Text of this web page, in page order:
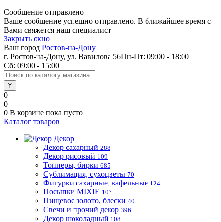
Сообщение отправлено
Ваше сообщение успешно отправлено. В ближайшее время с
Вами свяжется наш специалист
Закрыть окно
Ваш город Ростов-на-Дону
г. Ростов-на-Дону, ул. Вавилова 56Пн-Пт: 09:00 - 18:00
Сб: 09:00 - 15:00
0
0
0 В корзине пока пусто
Каталог товаров
Декор
Декор сахарный 288
Декор рисовый 109
Топперы, бирки 685
Сублимация, сухоцветы 70
Фигурки сахарные, вафельные 124
Посыпки MIXIE 107
Пищевое золото, блески 40
Свечи и прочий декор 396
Декор шоколадный 108